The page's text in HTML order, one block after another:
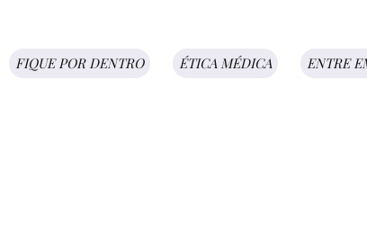
FIQUE POR DENTRO ÉTICA MÉDICA ENTRE